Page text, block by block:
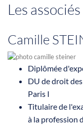
Les associés
Camille
Diplômée
DU de droit
Paris I
Titulaire de
à la profession